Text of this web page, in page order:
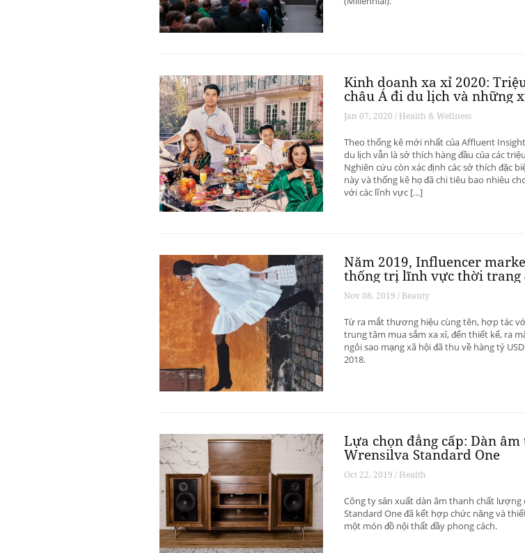
Kinh doanh xa xỉ 2020:
châu Á đi du lịch và những
hướng có thể thay đổi ngành
lịch thượng lưu
Jan 07, 2020 / Health & Wellness
Theo thống kê mới nhất của Affluent
du lịch vẫn là sở thích hàng đầu của các
Nghiên cứu còn xác định các sở thích đặc
này và thống kê họ đã chi tiêu bao nhiêu
với các lĩnh vực […]
Năm 2019, Influencer
thống trị lĩnh vực thời trang
đẹp
Nov 08, 2019 / Beauty
Từ ra mắt thương hiệu cùng tên, hợp tác
trung tâm mua sắm xa xỉ, đến thiết kế, ra
ngôi sao mạng xã hội đã thu về hàng tỷ
2018.
Lựa chọn đẳng cấp: Dàn
Wrensilva Standard One
Oct 22, 2019 / Health
Công ty sản xuất dàn âm thanh chất lượng
Standard One đã kết hợp chức năng và
một món đồ nội thất đầy phong cách.